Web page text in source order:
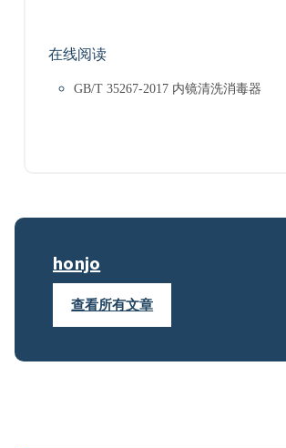
在线阅读
GB/T 35267-2017 内镜清洗消毒器
honjo
查看所有文章